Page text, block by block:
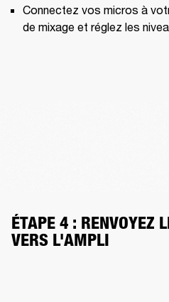
Connectez vos micros à
de mixage et réglez les
ÉTAPE 4 : RENVOYEZ
VERS L'AMPLI